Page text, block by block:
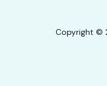
Copyright ©